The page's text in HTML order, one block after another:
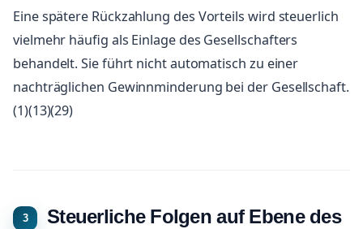
Eine spätere Rückzahlung des Vorteils wird steuerlich
vielmehr häufig als Einlage des Gesellschafters
behandelt. Sie führt nicht automatisch zu einer
nachträglichen Gewinnminderung bei der Gesellschaft.
(1)(13)(29)
Steuerliche Folgen auf Ebene des